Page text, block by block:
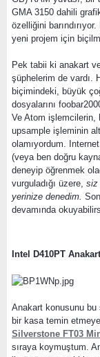
GMA 3150 dahili
özelliğini
yeni projem için
Pek tabii ki anakart
şüphelerim de vardı.
biçimindeki, büyük
dosyalarını
Ve Atom işlemcilerin,
upsample işleminin
olamıyordum.
(veya ben doğru
deneyip öğrenmek
vurguladığı üzere, siz
yerinize denedim.
devamında
Intel D410PT Anakart
Anakart konusunu bu
bir kasa temin
Silverstone FT03
sıraya koymuştum.